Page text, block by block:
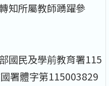
知所屬教師踴躍參
國民及學前教育署115
署體字第115003829